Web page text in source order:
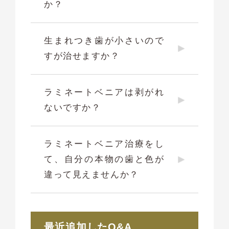
か？
生まれつき歯が小さいので
すが治せますか？
ラミネートベニアは剥がれ
ないですか？
ラミネートベニア治療をし
て、自分の本物の歯と色が
違って見えませんか？
最近追加したQ&A